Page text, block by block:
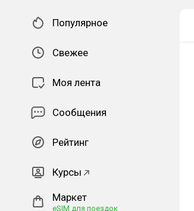
Популярное
Свежее
Моя лента
Сообщения
Рейтинг
Курсы
Маркет
eSIM для поездок